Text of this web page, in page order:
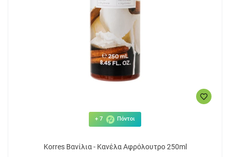
+ 7 Πόντοι
Korres Βανίλια - Κανέλα Αφρόλουτρο 250ml